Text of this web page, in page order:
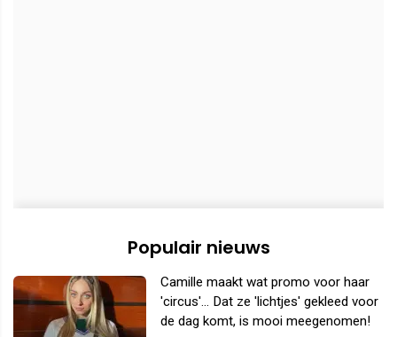
Populair nieuws
Camille maakt wat promo voor haar
'circus'... Dat ze 'lichtjes' gekleed voor
de dag komt, is mooi meegenomen!